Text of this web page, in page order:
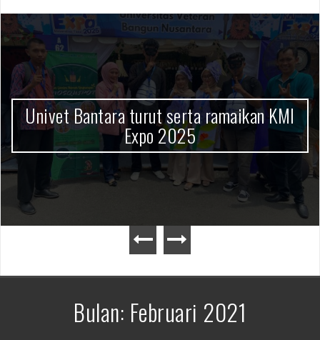
Univet Bantara turut serta ramaikan KMI
Expo 2025
Bulan: Februari 2021